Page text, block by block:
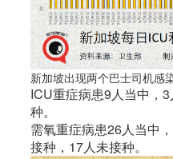
新加坡出现两个巴士司机感
ICU重症病患9人当中，
种。
需氧重症病患26人当中
接种，17人未接种。